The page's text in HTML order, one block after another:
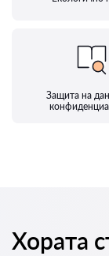
Защита на
Хората